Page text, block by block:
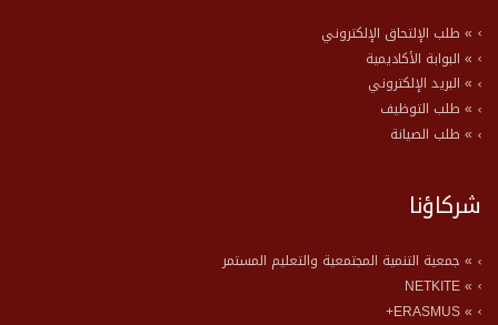
» طلب الإلتحاق الإلكتروني
» البوابة الأكاديمية
» البريد الإلكتروني
» طلب التوظيف
» طلب الصيانة
شركاؤنا
» جمعية التنمية المجتمعية والتعليم المستمر
» NETKITE
» ERASMUS+